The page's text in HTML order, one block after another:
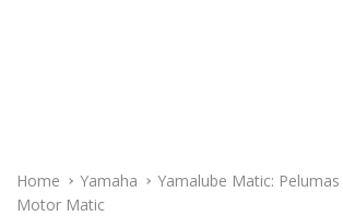
Home Yamaha
Yamalube Matic:
Motor Matic